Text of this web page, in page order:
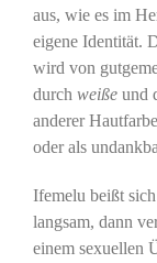
aus, wie es im
eigene Identität.
wird von
durch weißeund
anderer
oder als
Ifemelu beißt
langsam, dann
einem sexuellen